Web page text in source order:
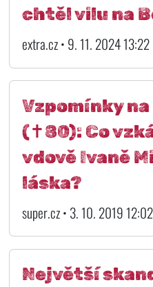
chtěl vilu na
extra.cz • 9. 11. 2024 13:22
Vzpomínky
(✝80): Co
vdově Ivaně
láska?
super.cz • 3. 10. 2019 12:02
Největší